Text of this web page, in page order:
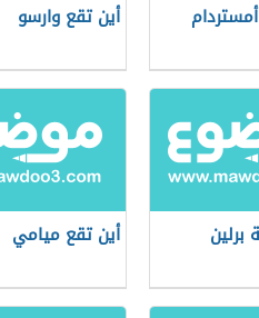
أين تقع وارسو
برلين أين تقع ميامي